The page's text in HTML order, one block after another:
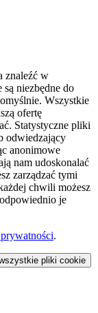
znaleźć w
niezbędne do
Wszystkie
ofertę
Statystyczne pliki
odwiedzający
anonimowe
nam udoskonalać
zarządzać tymi
chwili możesz
je
.
pliki cookie